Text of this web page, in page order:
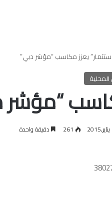
يعزز مكاسب “مؤشر دبي”
261 دقيقة واحدة